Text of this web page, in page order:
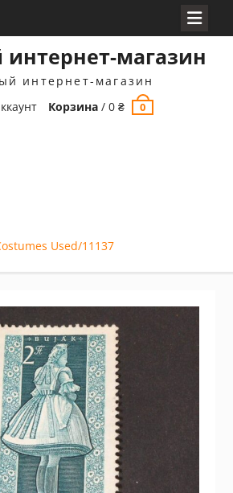
магазин
интернет-магазин
Корзина /0₴ 0
Used/11137